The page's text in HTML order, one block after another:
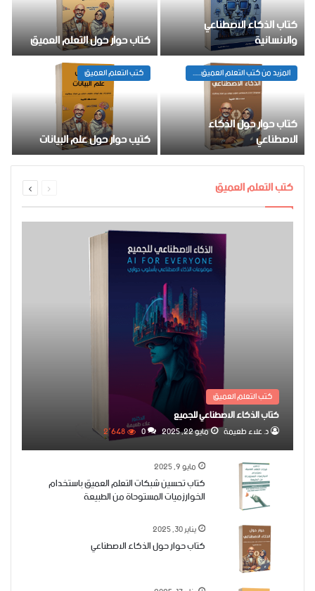
كتاب الذكاء الاصطناعي
والانسانية كتاب حوار حول التعلم العميق
المزيد من كتب التعلم العميق......
كتاب حوار حول الذكاء
الاصطناعي
كتب التعلم العميق
كتيب حوار حول علم البيانات
كتب التعلم العميق
الصفحة
كتب التعلم العميق
كتاب الذكاء الاصطناعي للجميع
د. علاء طعيمة مايو 22, 2025 0
2٬648
مايو 9, 2025
كتاب تحسين شبكات التعلم العميق باستخدام
الخوارزميات المستوحاة من الطبيعة
يناير 30, 2025
كتاب حوار حول الذكاء الاصطناعي